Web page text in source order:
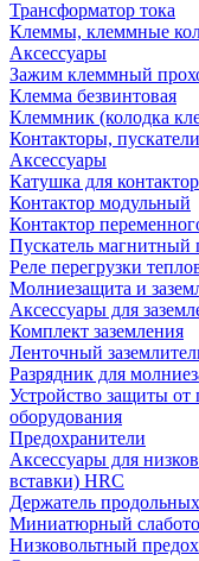
Трансформатор тока
Клеммы, клеммные
Аксессуары
Зажим клеммный
Клемма безвинтовая
Клеммник (колодка
Контакторы, пускатели
Аксессуары
Катушка для
Контактор модульный
Контактор
Пускатель магнитный
Реле перегрузки
Молниезащита и
Аксессуары для
Комплект заземления
Ленточный
Разрядник для
Устройство защиты от
оборудования
Предохранители
Аксессуары для
вставки) HRC
Держатель
Миниатюрный
Низковольтный